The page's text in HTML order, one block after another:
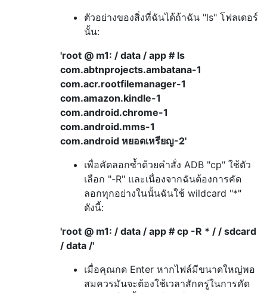
ตัวอย่างของสิ่งที่ฉันได้ถ้าฉัน "ls" โฟลเดอร์
นั้น:
'root @ m1: / data / app # ls
com.abtnprojects.ambatana-1
com.acr.rootfilemanager-1
com.amazon.kindle-1
com.android.chrome-1
com.android.mms-1
com.android หยอดเหรียญ-2'
เพื่อคัดลอกซ้ำด้วยคำสั่ง ADB "cp" ใช้ตัว
เลือก "-R" และเนื่องจากฉันต้องการคัด
ลอกทุกอย่างในนั้นฉันใช้ wildcard "*"
ดังนี้:
'root @ m1: / data / app # cp -R * / / sdcard
/ data /'
เมื่อคุณกด Enter หากไฟล์มีขนาดใหญ่พอ
สมควรมันจะต้องใช้เวลาสักครู่ในการคัด